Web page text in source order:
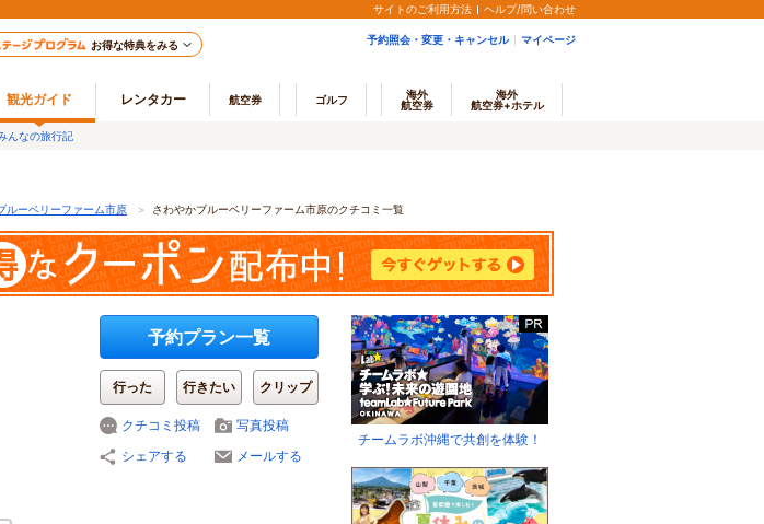
サイトのご利用方法 ヘルプ/問い合わせ
お得な特典をみる 予約照会・変更・キャンセル マイページ
観光ガイド レンタカー 航空券 ゴルフ
海外
航空券
海外
航空券+ホテル
んなの旅行記
ルーベリーファーム市原 ＞ さわやかブルーベリーファーム市原のクチコミ一覧
予約プラン一覧
行った 行きたい クリップ
クチコミ投稿
写真投稿
シェアする
メールする
チームラボ沖縄で共創を体験！